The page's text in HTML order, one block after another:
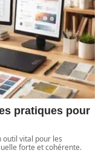
pratiques pour
outil vital pour les
forte et cohérente.